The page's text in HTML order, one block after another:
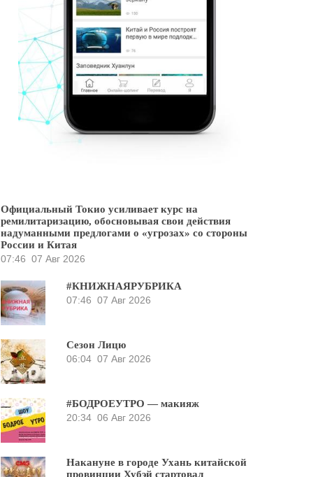
Официальный Токио усиливает курс на
ремилитаризацию, обосновывая свои действия
надуманными предлогами о «угрозах» со стороны
России и Китая
07:46 07 Авг 2026
#КНИЖНАЯРУБРИКА
07:46 07 Авг 2026
Сезон Лицю
06:04 07 Авг 2026
#БОДРОЕУТРО — макияж
20:34 06 Авг 2026
Накануне в городе Ухань китайской
провинции Хубэй стартовал